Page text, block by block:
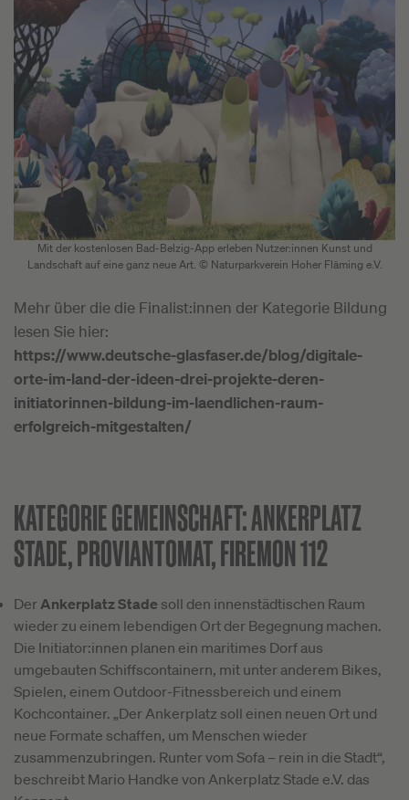
Mit der kostenlosen Bad-Belzig-App erleben Nutzer:innen Kunst und
Landschaft auf eine ganz neue Art. © Naturparkverein Hoher Fläming e.V.
Mehr über die die Finalist:innen der Kategorie Bildung
lesen Sie hier:
https://www.deutsche-glasfaser.de/blog/digitale-
orte-im-land-der-ideen-drei-projekte-deren-
initiatorinnen-bildung-im-laendlichen-raum-
erfolgreich-mitgestalten/
KATEGORIE GEMEINSCHAFT:ANKERPLATZ
STADE, PROVIANTOMAT, FIREMON 112
DerAnkerplatz Stade soll den innenstädtischen Raum
wieder zu einem lebendigen Ort der Begegnung machen.
Die Initiator:innen planen ein maritimes Dorf aus
umgebauten Schiffscontainern, mit unter anderem Bikes,
Spielen, einem Outdoor-Fitnessbereich und einem
Kochcontainer. „Der Ankerplatz soll einen neuen Ort und
neue Formate schaffen, um Menschen wieder
zusammenzubringen. Runter vom Sofa – rein in die Stadt“,
beschreibt Mario Handke von Ankerplatz Stade e.V. das